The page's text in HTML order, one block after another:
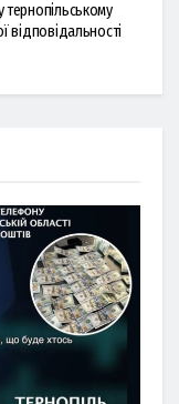
відповідальності